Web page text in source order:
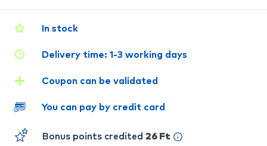
In stock
Delivery time: 1-3 working days
Coupon can be validated
You can pay by credit card
Bonus points credited 26 Ft